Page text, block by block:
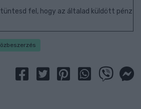
fel, hogy az általad küldött pénz